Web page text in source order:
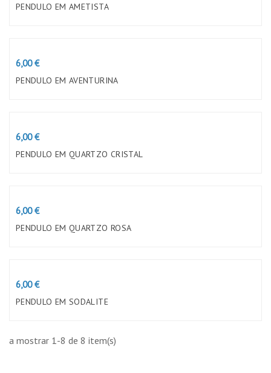
PENDULO EM AMETISTA
Preço
6,00 €
PENDULO EM AVENTURINA
Preço
6,00 €
PENDULO EM QUARTZO CRISTAL
Preço
6,00 €
PENDULO EM QUARTZO ROSA
Preço
6,00 €
PENDULO EM SODALITE
a mostrar 1-8 de 8 item(s)